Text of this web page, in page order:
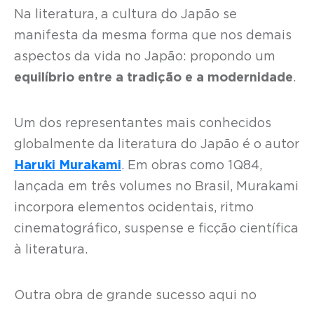
Na literatura, a cultura do Japão se
manifesta da mesma forma que nos demais
aspectos da vida no Japão: propondo um
equilíbrio entre a tradição e a modernidade.
Um dos representantes mais conhecidos
globalmente da literatura do Japão é o autor
Haruki Murakami. Em obras como 1Q84,
lançada em três volumes no Brasil, Murakami
incorpora elementos ocidentais, ritmo
cinematográfico, suspense e ficção científica
à literatura.
Outra obra de grande sucesso aqui no